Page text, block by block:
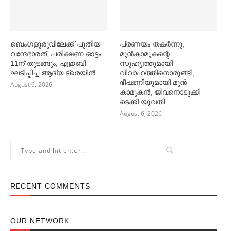
ബെംഗളൂരുവിലേക്ക് പുതിയ
വന്ദേഭാരത്; പരീക്ഷണ ഓട്ടം
11ന് തുടങ്ങും, എഇബി
ഘടിപ്പിച്ച ആദ്യ ട്രെയിന്‍
August 6, 2026
പ്രണയം തകര്‍ന്നു,
മുൻകാമുകന്റെ
സുഹൃത്തുമായി
വിവാഹത്തിനൊരുങ്ങി,
ഭീഷണിയുമായി മുൻ
കാമുകൻ, ജീവനൊടുക്കി
ടെക്കി യുവതി
August 6, 2026
RECENT COMMENTS
OUR NETWORK